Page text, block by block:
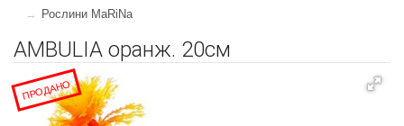
Рослини MaRiNa
AMBULIA оранж. 20см
ПРОДАНО